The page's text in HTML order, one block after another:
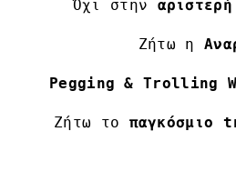
Όχι στην
Ζήτω η
Pegging & Trolling
Ζήτω το παγκόσμιο